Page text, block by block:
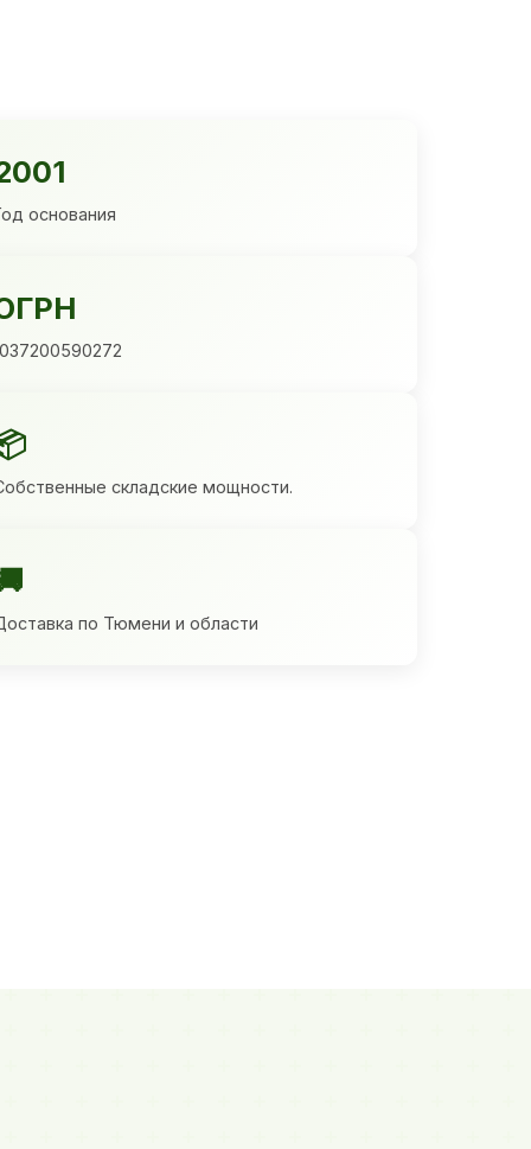
основания
складские мощности.
по Тюмени и области